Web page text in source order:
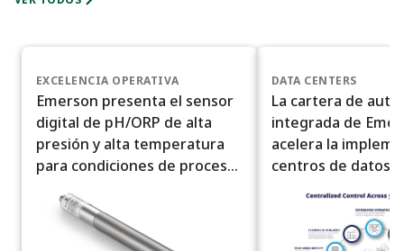
EXCELENCIA OPERATIVA
Emerson presenta el sensor
digital de pH/ORP de alta
presión y alta temperatura
para condiciones de proceso
DATA CENTERS
La cartera de
integrada de
acelera la
centros de datos